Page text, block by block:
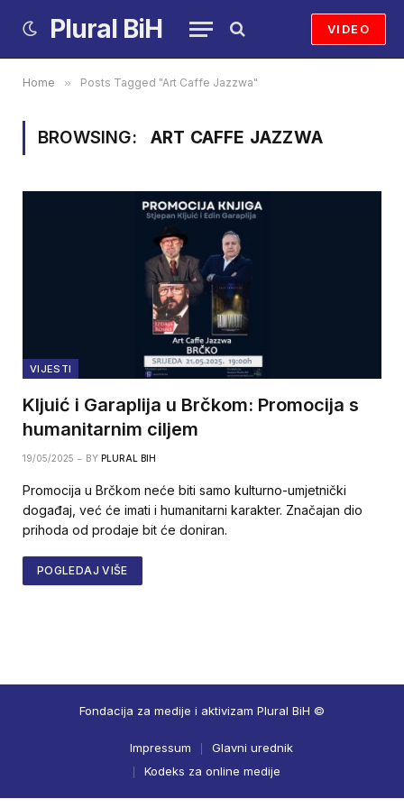
Plural BiH VIDEO
Home » Posts Tagged "Art Caffe Jazzwa"
BROWSING: ART CAFFE JAZZWA
VIJESTI
Kljuić i Garaplija u Brčkom: Promocija s
humanitarnim ciljem
19/05/2025 BY PLURAL BIH
Promocija u Brčkom neće biti samo kulturno-umjetnički
događaj, već će imati i humanitarni karakter. Značajan dio
prihoda od prodaje bit će doniran.
POGLEDAJ VIŠE
Fondacija za medije i aktivizam Plural BiH ©
Impressum
Glavni urednik
Kodeks za online medije